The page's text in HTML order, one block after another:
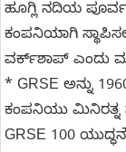
ಹೂಗ್ಲಿ ನದಿಯ ಪೂರ್ವ
ಕಂಪನಿಯಾಗಿ
ವರ್ಕ್‌ಶಾಪ್ ಎಂದು
* GRSE ಅನ್ನು
ಕಂಪನಿಯು ಮಿನಿರತ್ನ
GRSE 100